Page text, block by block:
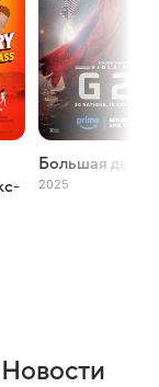
Большая
2025